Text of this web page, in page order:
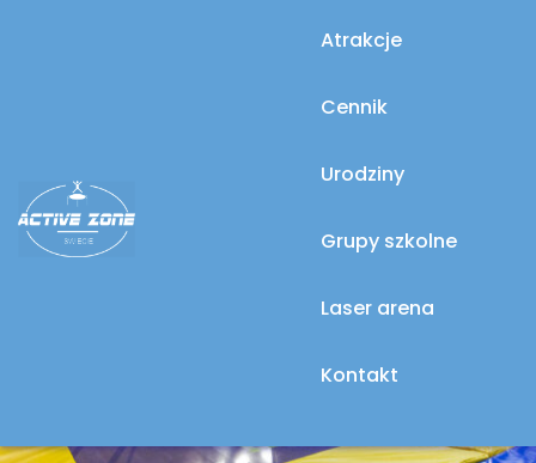
Atrakcje
Cennik
Urodziny
Grupy szkolne
Laser arena
Kontakt